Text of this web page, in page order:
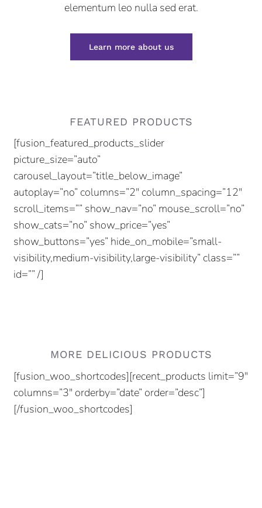
elementum leo nulla sed erat.
Learn more about us
FEATURED PRODUCTS
[fusion_featured_products_slider
picture_size=”auto”
carousel_layout=”title_below_image”
autoplay=”no” columns=”2″ column_spacing=”12″
scroll_items=”” show_nav=”no” mouse_scroll=”no”
show_cats=”no” show_price=”yes”
show_buttons=”yes” hide_on_mobile=”small-
visibility,medium-visibility,large-visibility” class=””
id=”” /]
MORE DELICIOUS PRODUCTS
[fusion_woo_shortcodes][recent_products limit=”9″
columns=”3″ orderby=”date” order=”desc”]
[/fusion_woo_shortcodes]